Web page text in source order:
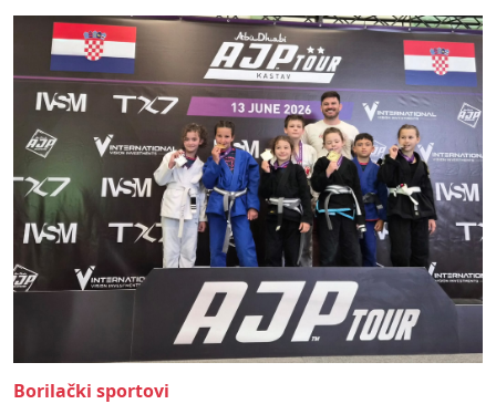
Borilački sportovi